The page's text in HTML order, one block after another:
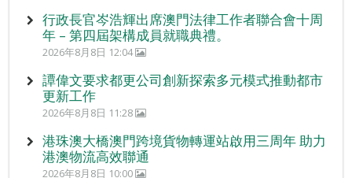
行政長官岑浩輝出席澳門法律工作者聯合會十周
年 – 第四屆架構成員就職典禮。
2026年8月8日 12:04
譚偉文要求都更公司創新探索多元模式推動都市
更新工作
2026年8月8日 11:28
港珠澳大橋澳門跨境貨物轉運站啟用三周年 助力
港澳物流高效聯通
2026年8月8日 10:00